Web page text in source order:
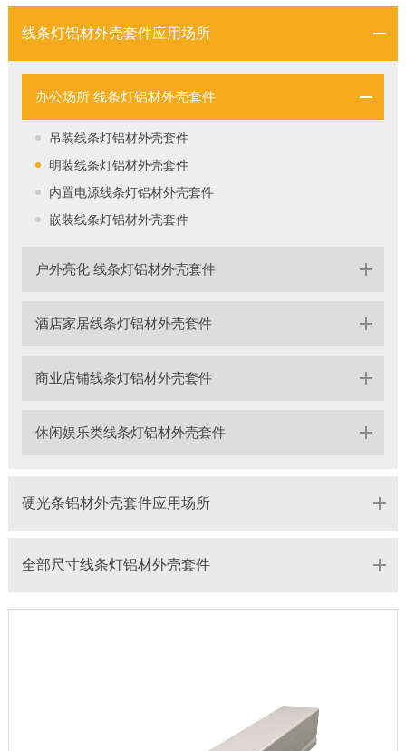
线条灯铝材外壳套件应用场所
办公场所 线条灯铝材外壳套件
吊装线条灯铝材外壳套件
明装线条灯铝材外壳套件
内置电源线条灯铝材外壳套件
嵌装线条灯铝材外壳套件
户外亮化 线条灯铝材外壳套件
酒店家居线条灯铝材外壳套件
商业店铺线条灯铝材外壳套件
休闲娱乐类线条灯铝材外壳套件
硬光条铝材外壳套件应用场所
全部尺寸线条灯铝材外壳套件